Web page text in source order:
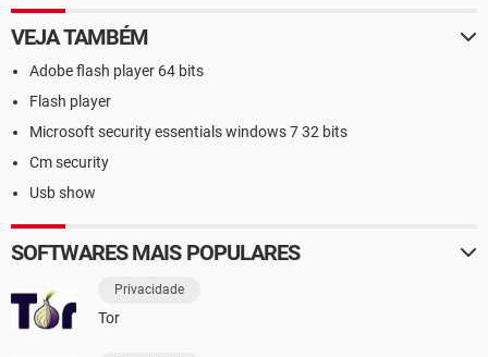
VEJA TAMBÉM
Adobe flash player 64 bits
Flash player
Microsoft security essentials windows 7 32 bits
Cm security
Usb show
SOFTWARES MAIS POPULARES
Privacidade
Tor